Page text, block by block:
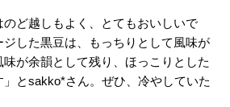
のど越しもよく、とてもおいしいで
した黒豆は、もっちりとして風味が
が余韻として残り、ほっこりとした
とsakko*さん。ぜひ、冷やしていた